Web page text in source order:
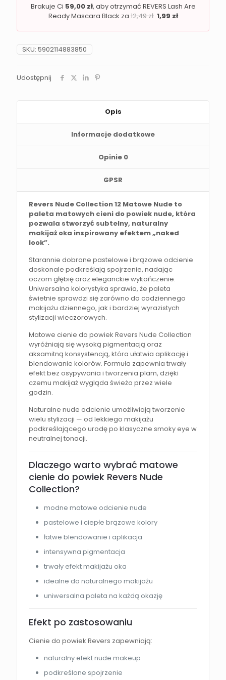
Brakuje Ci 59,00 zł, aby otrzymać REVERS Lash Are
Ready Mascara Black za12,49zł 1,99 zł
SKU: 5902114883850
Udostępnij
Opis
Informacje dodatkowe
Opinie 0
GPSR
Revers Nude Collection 12 Matowe Nude to
paleta matowych cieni do powiek nude, która
pozwala stworzyć subtelny, naturalny
makijaż oka inspirowany efektem „naked
look”.
Starannie dobrane pastelowe i brązowe odcienie
doskonale podkreślają spojrzenie, nadając
oczom głębię oraz eleganckie wykończenie.
Uniwersalna kolorystyka sprawia, że paleta
świetnie sprawdzi się zarówno do codziennego
makijażu dziennego, jak i bardziej wyrazistych
stylizacji wieczorowych.
Matowe cienie do powiek Revers Nude Collection
wyróżniają się wysoką pigmentacją oraz
aksamitną konsystencją, która ułatwia aplikację i
blendowanie kolorów. Formuła zapewnia trwały
efekt bez osypywania i tworzenia plam, dzięki
czemu makijaż wygląda świeżo przez wiele
godzin.
Naturalne nude odcienie umożliwiają tworzenie
wielu stylizacji — od lekkiego makijażu
podkreślającego urodę po klasyczne smoky eye w
neutralnej tonacji.
Dlaczego warto wybrać matowe
cienie do powiek Revers Nude
Collection?
modne matowe odcienie nude
pastelowe i ciepłe brązowe kolory
łatwe blendowanie i aplikacja
intensywna pigmentacja
trwały efekt makijażu oka
idealne do naturalnego makijażu
uniwersalna paleta na każdą okazję
Efekt po zastosowaniu
Cienie do powiek Revers zapewniają:
naturalny efekt nude makeup
podkreślone spojrzenie